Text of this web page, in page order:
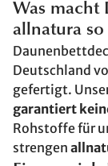
Was macht
allnatura so
Deutschland
gefertigt.
garantiert
Rohstoffe für
strengen